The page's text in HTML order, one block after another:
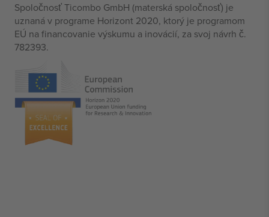
Spoločnosť Ticombo GmbH (materská spoločnosť) je
uznaná v programe Horizont 2020, ktorý je programom
EÚ na financovanie výskumu a inovácií, za svoj návrh č.
782393.